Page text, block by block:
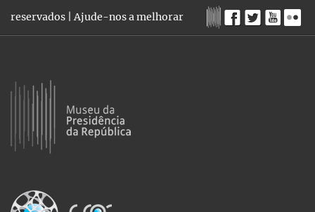
reservados |Ajude-nos a melhorar